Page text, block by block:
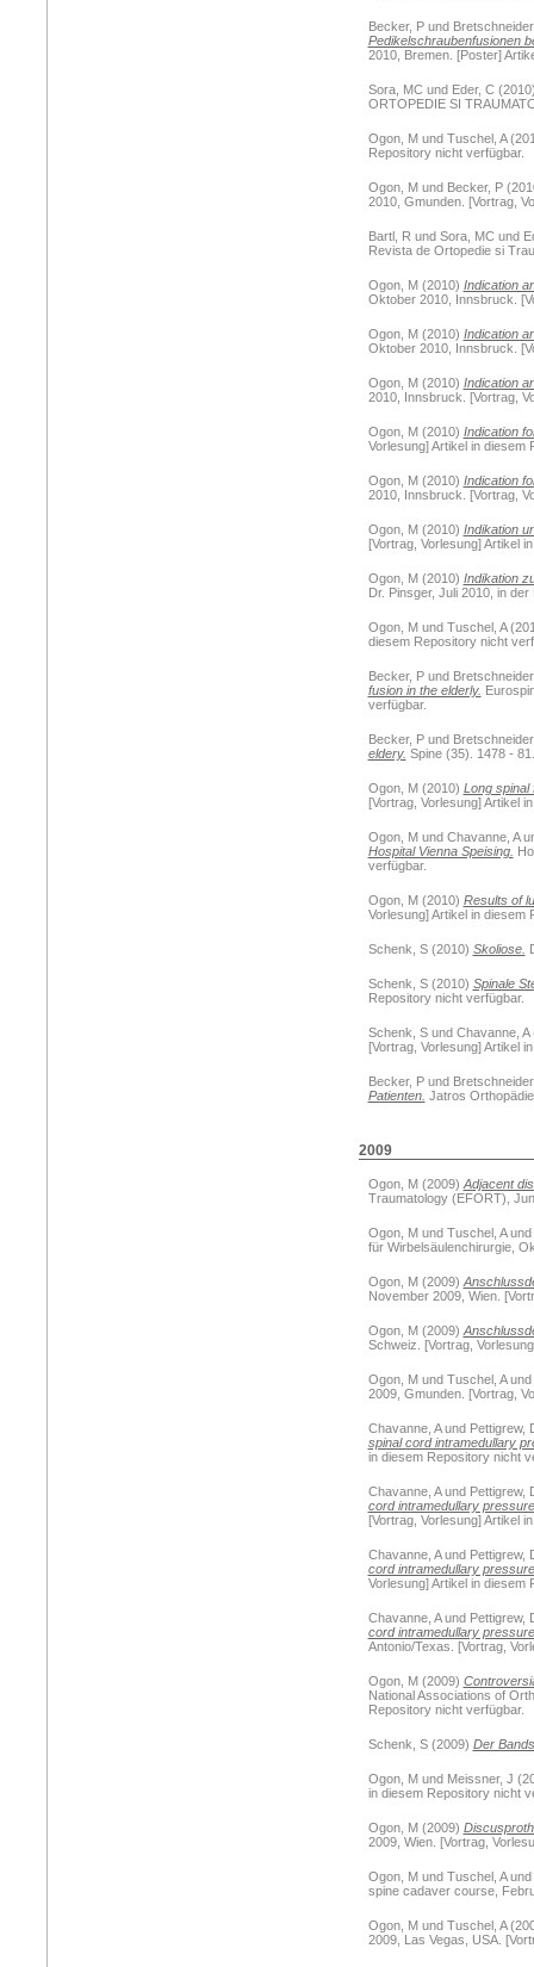
Becker, Pund
Pedikelschraubenfusionen
2010, Bremen. [Poster]
Sora, MCund Eder, C
ORTOPEDIE SI
Ogon, Mund Tuschel, A
Repository nicht verfügbar.
Ogon, Mund Becker, P
2010, Gmunden. [Vortrag,
Bartl, R und Sora, MCund
Revista de Ortopedie si
Ogon, M(2010) Indication
Oktober 2010, Innsbruck.
Ogon, M(2010) Indication
Oktober 2010, Innsbruck.
Ogon, M(2010) Indication
2010, Innsbruck. [Vortrag,
Ogon, M(2010) Indication
Vorlesung] Artikel in diesem
Ogon, M(2010) Indication
2010, Innsbruck. [Vortrag,
Ogon, M(2010) Indikation
[Vortrag, Vorlesung] Artikel
Ogon, M(2010) Indikation
Dr. Pinsger, Juli 2010, in
Ogon, Mund Tuschel, A
diesem Repository nicht
Becker, Pund
fusion in the elderly.
verfügbar.
Becker, Pund
eldery. Spine (35). 1478 -
Ogon, M(2010) Long spinal
[Vortrag, Vorlesung] Artikel
Ogon, Mund Chavanne, A
Hospital Vienna Speising.
verfügbar.
Ogon, M(2010) Results of
Vorlesung] Artikel in diesem
Schenk, S(2010) Skoliose.
Schenk, S(2010) Spinale
Repository nicht verfügbar.
Schenk, Sund Chavanne, A
[Vortrag, Vorlesung] Artikel
Becker, Pund
Patienten. Jatros
2009
Ogon, M(2009) Adjacent
Traumatology (EFORT),
Ogon, Mund Tuschel, Aund
für Wirbelsäulenchirurgie,
Ogon, M(2009)
November 2009, Wien.
Ogon, M(2009)
Schweiz. [Vortrag,
Ogon, Mund Tuschel, Aund
2009, Gmunden. [Vortrag,
Chavanne, Aund Pettigrew,
spinal cord intramedullary
in diesem Repository nicht
Chavanne, Aund Pettigrew,
cord intramedullary
[Vortrag, Vorlesung] Artikel
Chavanne, Aund Pettigrew,
cord intramedullary
Vorlesung] Artikel in diesem
Chavanne, Aund Pettigrew,
cord intramedullary
Antonio/Texas. [Vortrag,
Ogon, M(2009)
National Associations of
Repository nicht verfügbar.
Schenk, S(2009) Der
Ogon, Mund Meissner, J
in diesem Repository nicht
Ogon, M(2009)
2009, Wien. [Vortrag,
Ogon, Mund Tuschel, Aund
spine cadaver course,
Ogon, Mund Tuschel, A
2009, Las Vegas, USA.